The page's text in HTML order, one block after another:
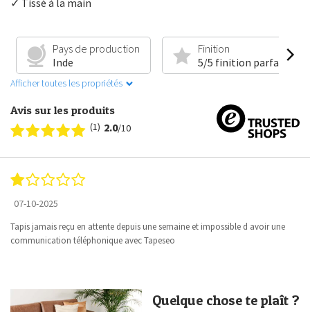
✓ Tissé à la main
Pays de production
Inde
Finition
5/5 finition parfaite
Afficher toutes les propriétés
Avis sur les produits
(1) 2.0/10
07-10-2025
Tapis jamais reçu en attente depuis une semaine et impossible d avoir une
communication téléphonique avec Tapeseo
Quelque chose te plaît ?